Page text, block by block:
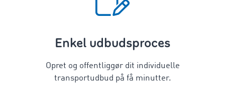
Enkel udbudsproces
Opret og offentliggør dit individuelle
transportudbud på få minutter.